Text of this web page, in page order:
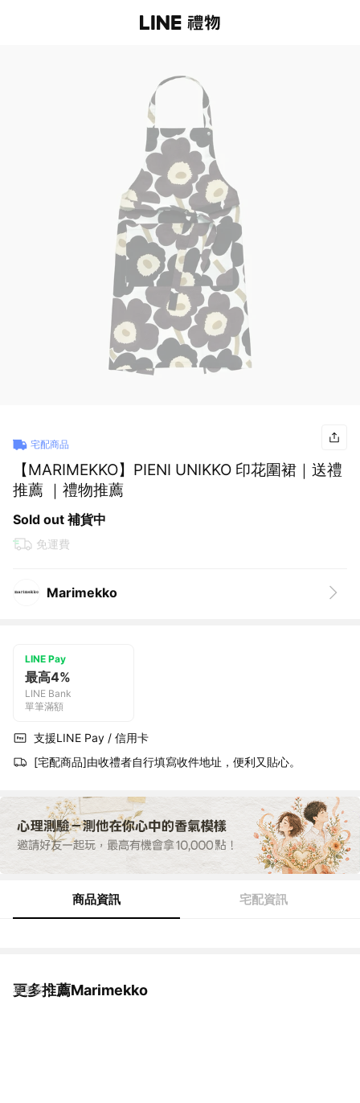
宅配商品
【MARIMEKKO】PIENI UNIKKO 印花圍裙｜送禮
推薦 ｜禮物推薦
Sold out 補貨中
免運費
Marimekko
LINE Pay
最高4%
LINE Bank
單筆滿額
支援LINE Pay / 信用卡
[宅配商品]由收禮者自行填寫收件地址，便利又貼心。
商品資訊 宅配資訊
更多推薦Marimekko
看更多